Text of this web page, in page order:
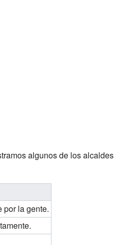
algunos de los alcaldes
por la gente.